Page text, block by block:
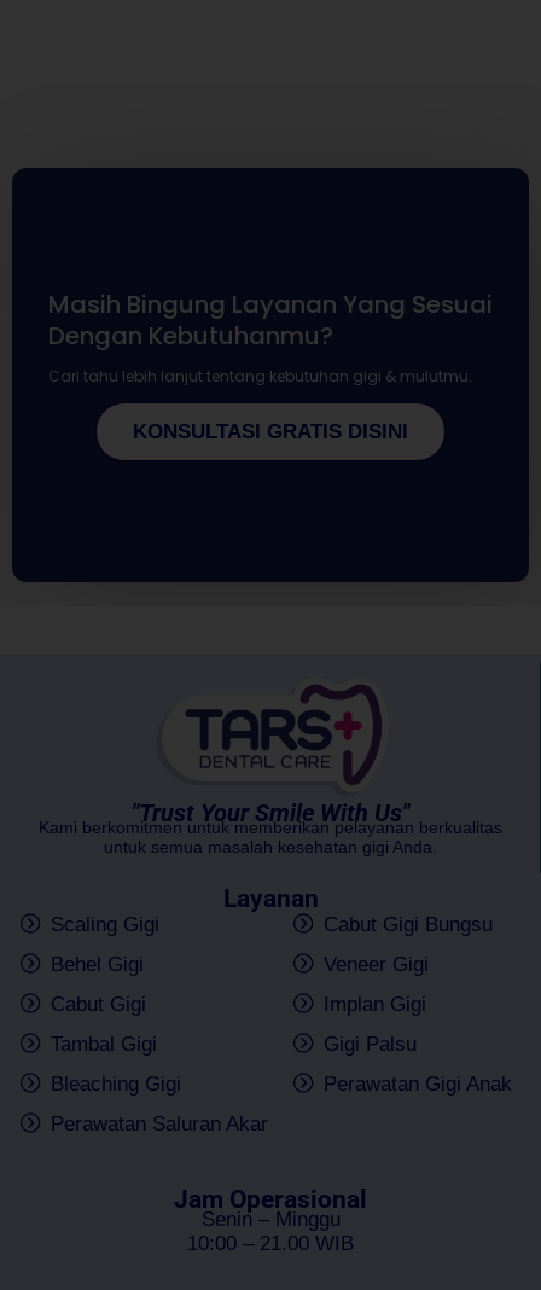
Masih Bingung Layanan Yang Sesuai
Dengan Kebutuhanmu?
Cari tahu lebih lanjut tentang kebutuhan gigi & mulutmu.
KONSULTASI GRATIS DISINI
"Trust Your Smile With Us"
Kami berkomitmen untuk memberikan pelayanan berkualitas
untuk semua masalah kesehatan gigi Anda.
Layanan
Scaling Gigi
Behel Gigi
Cabut Gigi
Tambal Gigi
Bleaching Gigi
Perawatan Saluran Akar
Cabut Gigi Bungsu
Veneer Gigi
Implan Gigi
Gigi Palsu
Perawatan Gigi Anak
Jam Operasional
Senin – Minggu
10:00 – 21.00 WIB